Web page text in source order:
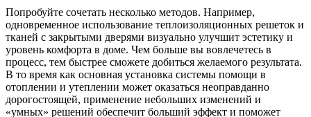
Попробуйте сочетать несколько методов. Например,
одновременное использование теплоизоляционных решеток и
тканей с закрытыми дверями визуально улучшит эстетику и
уровень комфорта в доме. Чем больше вы вовлечетесь в
процесс, тем быстрее сможете добиться желаемого результата.
В то время как основная установка системы помощи в
отоплении и утеплении может оказаться неоправданно
дорогостоящей, применение небольших изменений и
«умных» решений обеспечит больший эффект и поможет